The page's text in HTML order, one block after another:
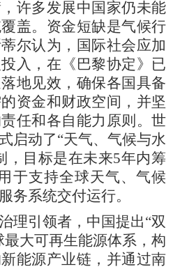
许多发展中国家仍未能
盖。资金短缺是气候行
尔认为，国际社会应加
入，在《巴黎协定》已
地见效，确保各国具备
资金和财政空间，并坚
任和各自能力原则。世
启动了“天气、气候与水
，目标是在未来5年内筹
于支持全球天气、气候
务系统交付运行。
引领者，中国提出“双
大可再生能源体系，构
能源产业链，并通过南